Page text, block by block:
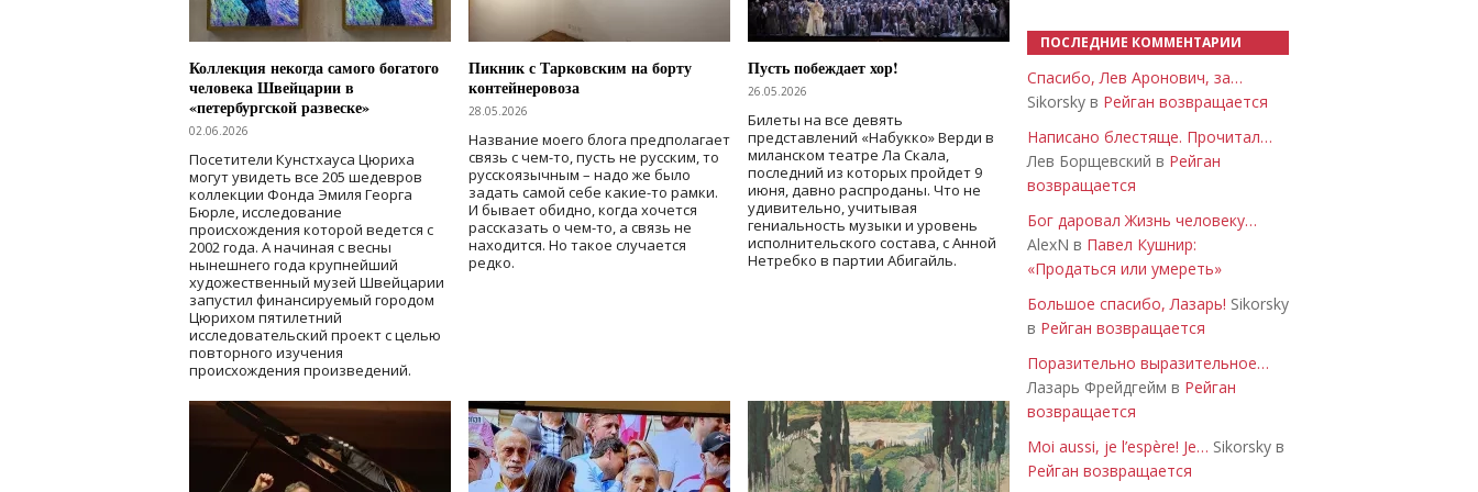
Коллекция некогда самого богатого
человека Швейцарии в
«петербургской развеске»
02.06.2026
Посетители Кунстхауса Цюриха
могут увидеть все 205 шедевров
коллекции Фонда Эмиля Георга
Бюрле, исследование
происхождения которой ведется с
2002 года. А начиная с весны
нынешнего года крупнейший
художественный музей Швейцарии
запустил финансируемый городом
Цюрихом пятилетний
исследовательский проект с целью
повторного изучения
происхождения произведений.
Пикник с Тарковским на борту
контейнеровоза
28.05.2026
Название моего блога предполагает
связь с чем-то, пусть не русским, то
русскоязычным – надо же было
задать самой себе какие-то рамки.
И бывает обидно, когда хочется
рассказать о чем-то, а связь не
находится. Но такое случается
редко.
Пусть побеждает хор!
26.05.2026
Билеты на все девять
представлений «Набукко» Верди в
миланском театре Ла Скала,
последний из которых пройдет 9
июня, давно распроданы. Что не
удивительно, учитывая
гениальность музыки и уровень
исполнительского состава, с Анной
Нетребко в партии Абигайль.
ПОСЛЕДНИЕ КОММЕНТАРИИ
Спасибо, Лев Аронович, за…
Sikorsky в Рейган возвращается
Написано блестяще. Прочитал…
Лев Борщевский в Рейган
возвращается
Бог даровал Жизнь человеку…
AlexN в Павел Кушнир:
«Продаться или умереть»
Большое спасибо, Лазарь! Sikorsky
в Рейган возвращается
Поразительно выразительное…
Лазарь Фрейдгейм в Рейган
возвращается
Moi aussi, je l’espère! Je… Sikorsky в
Рейган возвращается